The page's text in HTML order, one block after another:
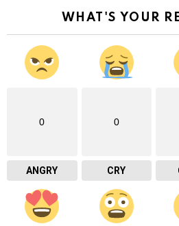
WHAT'S YOUR
0
ANGRY
0
CRY